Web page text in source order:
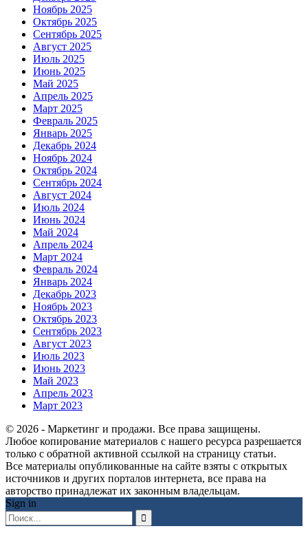
Ноябрь 2025
Октябрь 2025
Сентябрь 2025
Август 2025
Июль 2025
Июнь 2025
Май 2025
Апрель 2025
Март 2025
Февраль 2025
Январь 2025
Декабрь 2024
Ноябрь 2024
Октябрь 2024
Сентябрь 2024
Август 2024
Июль 2024
Июнь 2024
Май 2024
Апрель 2024
Март 2024
Февраль 2024
Январь 2024
Декабрь 2023
Ноябрь 2023
Октябрь 2023
Сентябрь 2023
Август 2023
Июль 2023
Июнь 2023
Май 2023
Апрель 2023
Март 2023
© 2026 - Маркетинг и продажи. Все права защищены.
Любое копирование материалов с нашего ресурса разрешается
только с обратной активной ссылкой на страницу статьи.
Все материалы опубликованные на сайте взяты с открытых
источников и других порталов интернета, все права на
авторство принадлежат их законным владельцам.
Sign in